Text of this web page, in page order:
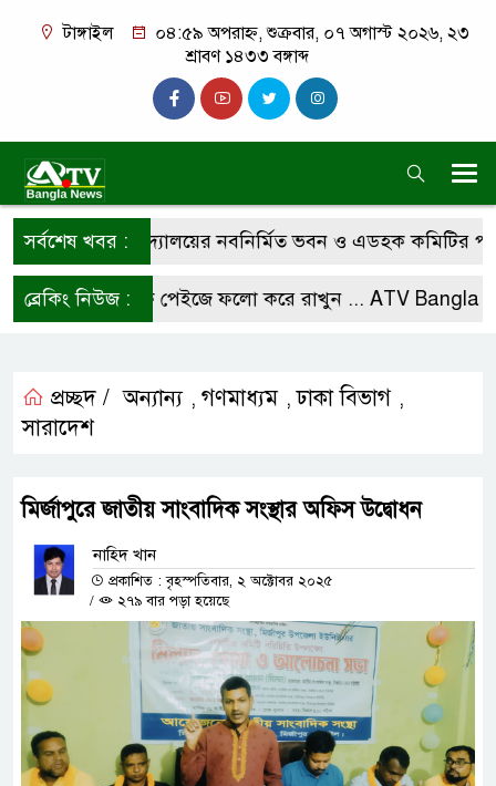
টাঙ্গাইল
০৪:৫৯ অপরাহ্ন, শুক্রবার, ০৭ অগাস্ট ২০২৬, ২৩
শ্রাবণ ১৪৩৩ বঙ্গাব্দ
সর্বশেষ খবর :
চারান উচ্চ বিদ্যালয়ের নবনির্মিত ভবন ও এডহক কমিটির
ব্রেকিং নিউজ :
ফেসবুক পেইজে ফলো করে রাখুন ...ATV Bangla
প্রচ্ছদ / অন্যান্য , গণমাধ্যম ,ঢাকা বিভাগ ,
সারাদেশ
মির্জাপুরে জাতীয় সাংবাদিক সংস্থার অফিস উদ্বোধন
নাহিদ খান
প্রকাশিত : বৃহস্পতিবার, ২ অক্টোবর ২০২৫
/
২৭৯ বার পড়া হয়েছে